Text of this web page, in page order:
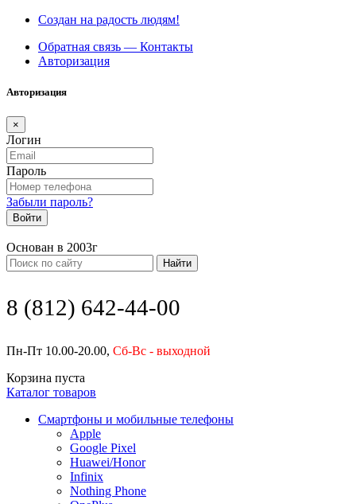
Создан на радость людям!
Обратная связь — Контакты
Авторизация
Авторизация
×
Логин
Пароль
Забыли пароль?
Войти
Основан в 2003г
Найти
8 (812) 642-44-00
Пн-Пт 10.00-20.00, Сб-Вс - выходной
Корзина пуста
Каталог товаров
Смартфоны и мобильные телефоны
Apple
Google Pixel
Huawei/Honor
Infinix
Nothing Phone